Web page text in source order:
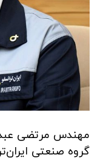
مهندس مرتضی
گروه صنعتی